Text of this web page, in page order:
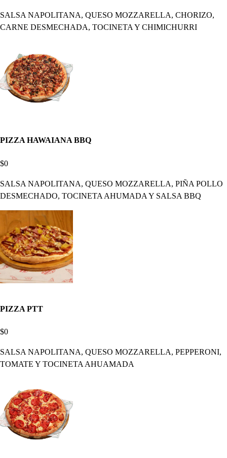
SALSA NAPOLITANA, QUESO MOZZARELLA, CHORIZO,
CARNE DESMECHADA, TOCINETA Y CHIMICHURRI
PIZZA HAWAIANA BBQ
$0
SALSA NAPOLITANA, QUESO MOZZARELLA, PIÑA POLLO
DESMECHADO, TOCINETA AHUMADA Y SALSA BBQ
PIZZA PTT
$0
SALSA NAPOLITANA, QUESO MOZZARELLA, PEPPERONI,
TOMATE Y TOCINETA AHUAMADA